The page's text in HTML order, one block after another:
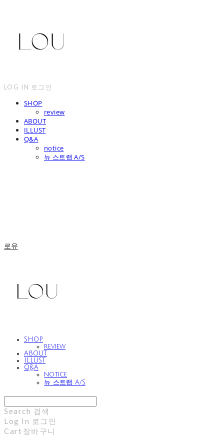
LOG IN 로그인
SHOP
review
ABOUT
ILLUST
Q&A
notice
뉴 스트랩 A/S
로유
SHOP
review
ABOUT
ILLUST
Q&A
notice
뉴 스트랩 A/S
Search 검색
Log In 로그인
Cart 장바구니